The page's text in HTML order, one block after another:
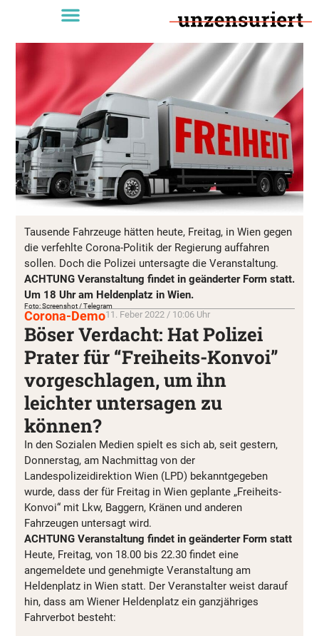
Tausende Fahrzeuge hätten heute, Freitag, in Wien gegen
die verfehlte Corona-Politik der Regierung auffahren
sollen. Doch die Polizei untersagte die Veranstaltung.
ACHTUNG Veranstaltung findet in geänderter Form statt.
Um 18 Uhr am Heldenplatz in Wien.
Foto: Screenshot / Telegram
Corona-Demo11. Feber 2022 / 10:06 Uhr
Böser Verdacht: Hat Polizei
Prater für “Freiheits-Konvoi”
vorgeschlagen, um ihn
leichter untersagen zu
können?
In den Sozialen Medien spielt es sich ab, seit gestern,
Donnerstag, am Nachmittag von der
Landespolizeidirektion Wien (LPD) bekanntgegeben
wurde, dass der für Freitag in Wien geplante „Freiheits-
Konvoi“ mit Lkw, Baggern, Kränen und anderen
Fahrzeugen untersagt wird.
ACHTUNG Veranstaltung findet in geänderter Form statt
Heute, Freitag, von 18.00 bis 22.30 findet eine
angemeldete und genehmigte Veranstaltung am
Heldenplatz in Wien statt. Der Veranstalter weist darauf
hin, dass am Wiener Heldenplatz ein ganzjähriges
Fahrverbot besteht: